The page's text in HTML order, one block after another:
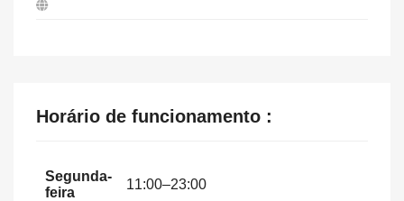
Horário de funcionamento :
Segunda-
feira
11:00–23:00